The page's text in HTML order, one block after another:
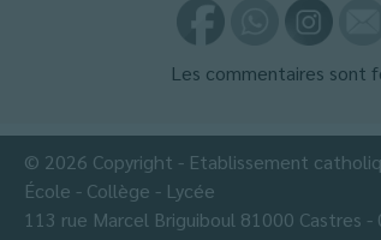
Les commentaires sont
© 2026 Copyright - Etablissement
École - Collège - Lycée
113 rue Marcel Briguiboul 81000 Castres